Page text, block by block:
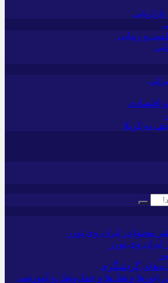
و زیبایی
و اقتصادی
به کربلا
محتوا در ایران وی تورز
ایران وی تورز
گردشگری
(تورها و هتل‌ها و حمل‌و‌نقل و آموزشی